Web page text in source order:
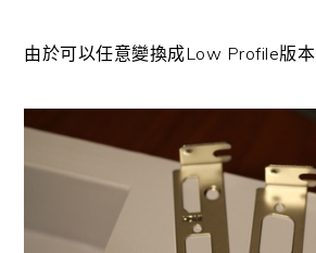
由於可以任意變換成Low Profile版本